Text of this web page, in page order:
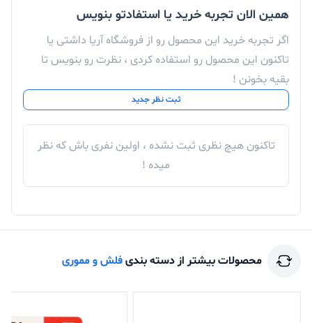
همین الان تجربه خرید یا استفادتو بنویس
اگر تجربه خرید این محصول رو از فروشگاه آریا داشتی یا
تاکنون این محصول رو استفاده کردی ، نظرت رو بنویس تا
بقیه بخونن !
ثبت نظر جدید
تاکنون هیچ نظری ثبت نشده ، اولین نفری باش که نظر
میده !
محصولات بیشتر از دسته بندیفلش و مموری